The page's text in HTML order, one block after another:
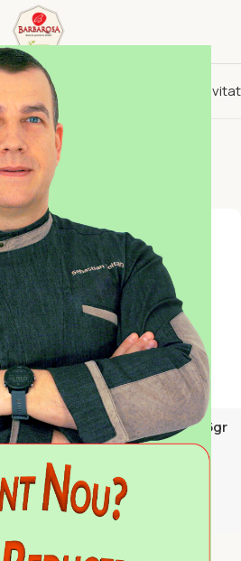
10% reducere per invitat
Trufe ciocolata cafea 75gr
SKU:
La comanda